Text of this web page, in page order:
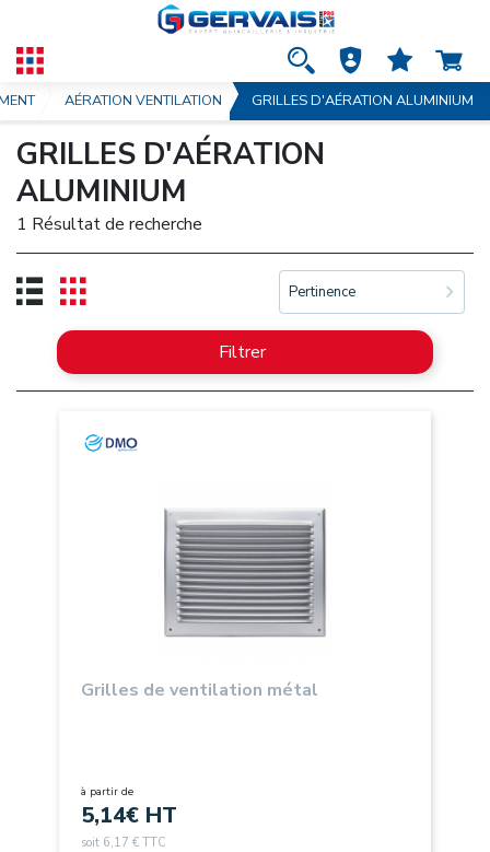
AÉRATION VENTILATION GRILLES D'AÉRATION ALUMINIUM
GRILLES D'AÉRATION
ALUMINIUM
1 Résultat de recherche
Pertinence
Filtrer
Grilles de ventilation métal
à partir de
5,14€ HT
soit 6,17 € TTC